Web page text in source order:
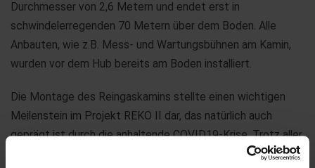
Durchmesser von 2,6 Metern und endet erst in
schwindelerregenden 70 Metern über dem Boden. Alle
Anbauten, wie z.B. Mess- und Wartungsbühnen am Kamin,
wurden vor dem Hub bereits am Boden installiert.
Die Montage des Reingaskamins stellte einen wichtigen
Meilenstein im Projekt REKO II dar, das natürlich auch
geprägt ist durch die anhaltende COVID19-Krise. Trotz aller